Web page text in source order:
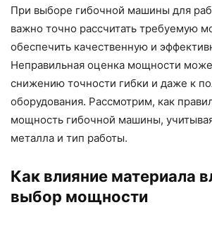
При выборе гибочной машины для
важно точно рассчитать требуемую
обеспечить качественную и
Неправильная оценка мощности
снижению точности гибки и даже к
оборудования. Рассмотрим, как
мощность гибочной машины,
металла и тип работы.
Как влияние материала
выбор мощности